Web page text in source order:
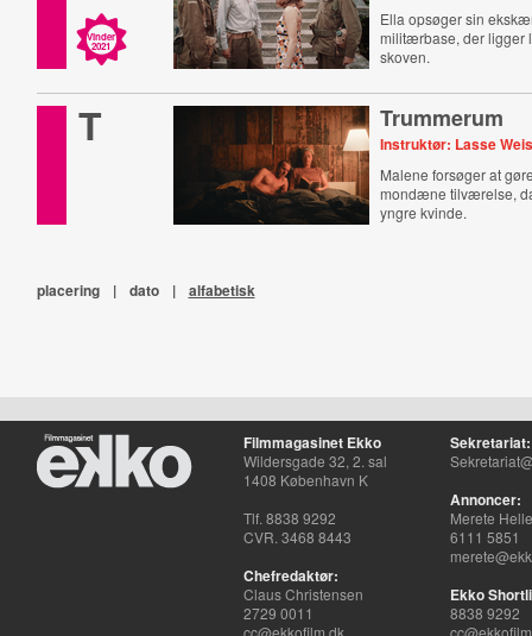
Vinder
2021
Ella opsøger sin
militærbase, der ligger
skoven.
T Trummerum
Instruktør: Lasse
Malene forsøger at
mondæne tilværelse,
yngre kvinde.
placering | dato | alfabetisk
Filmmagasinet Ekko
Wildersgade 32, 2. sal
1408 København K
Tlf. 8838 9292
CVR. 3468 8443
Chefredaktør:
Claus Christensen
2729 0011
cc@ekkofilm.dk
Sekretariat:
Annoncer:
Merete
6111 5851
Ekko
8838 9292